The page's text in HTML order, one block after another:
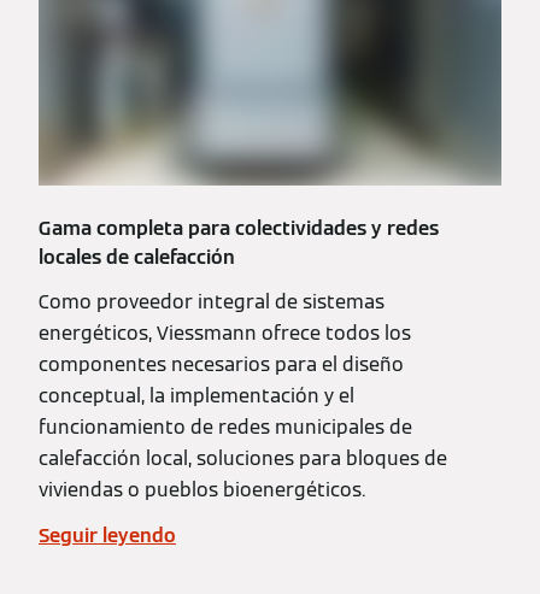
Gama completa para colectividades y redes
locales de calefacción
Como proveedor integral de sistemas
energéticos, Viessmann ofrece todos los
componentes necesarios para el diseño
conceptual, la implementación y el
funcionamiento de redes municipales de
calefacción local, soluciones para bloques de
viviendas o pueblos bioenergéticos.
Seguir leyendo